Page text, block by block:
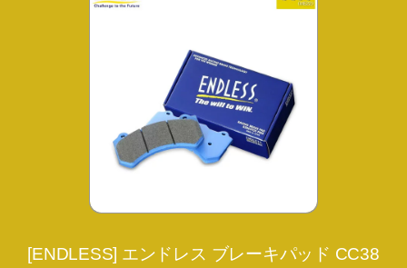
[ENDLESS] エンドレス ブレーキパッド CC38